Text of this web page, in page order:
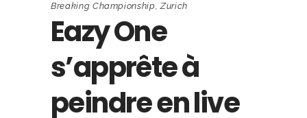
Breaking Championship,Zurich
Eazy One
s’apprête à
peindre en live